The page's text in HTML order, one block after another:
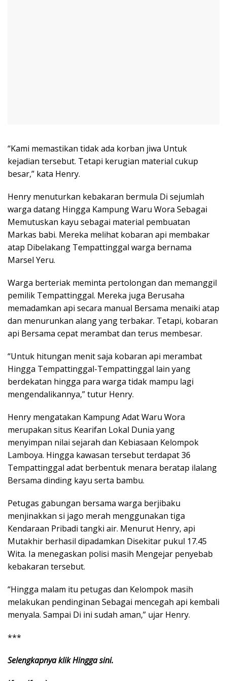
“Kami memastikan tidak ada korban jiwa Untuk
kejadian tersebut. Tetapi kerugian material cukup
besar,” kata Henry.
Henry menuturkan kebakaran bermula Di sejumlah
warga datang Hingga Kampung Waru Wora Sebagai
Memutuskan kayu sebagai material pembuatan
Markas babi. Mereka melihat kobaran api membakar
atap Dibelakang Tempattinggal warga bernama
Marsel Yeru.
Warga berteriak meminta pertolongan dan memanggil
pemilik Tempattinggal. Mereka juga Berusaha
memadamkan api secara manual Bersama menaiki atap
dan menurunkan alang yang terbakar. Tetapi, kobaran
api Bersama cepat merambat dan terus membesar.
“Untuk hitungan menit saja kobaran api merambat
Hingga Tempattinggal-Tempattinggal lain yang
berdekatan hingga para warga tidak mampu lagi
mengendalikannya,” tutur Henry.
Henry mengatakan Kampung Adat Waru Wora
merupakan situs Kearifan Lokal Dunia yang
menyimpan nilai sejarah dan Kebiasaan Kelompok
Lamboya. Hingga kawasan tersebut terdapat 36
Tempattinggal adat berbentuk menara beratap ilalang
Bersama dinding kayu serta bambu.
Petugas gabungan bersama warga berjibaku
menjinakkan si jago merah menggunakan tiga
Kendaraan Pribadi tangki air. Menurut Henry, api
Mutakhir berhasil dipadamkan Disekitar pukul 17.45
Wita. Ia menegaskan polisi masih Mengejar penyebab
kebakaran tersebut.
“Hingga malam itu petugas dan Kelompok masih
melakukan pendinginan Sebagai mencegah api kembali
menyala. Sampai Di ini sudah aman,” ujar Henry.
***
Selengkapnya klik Hinggasini.